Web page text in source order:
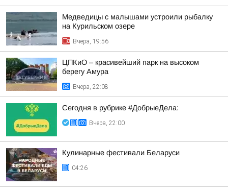
Медведицы с малышами устроили рыбалку
на Курильском озере
Вчера, 19:56
ЦПКиО – красивейший парк на высоком
берегу Амура
Вчера, 22:08
Сегодня в рубрике #ДобрыеДела:
Вчера, 22:00
Кулинарные фестивали Беларуси
04:26